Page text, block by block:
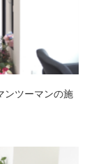
ンツーマンの施